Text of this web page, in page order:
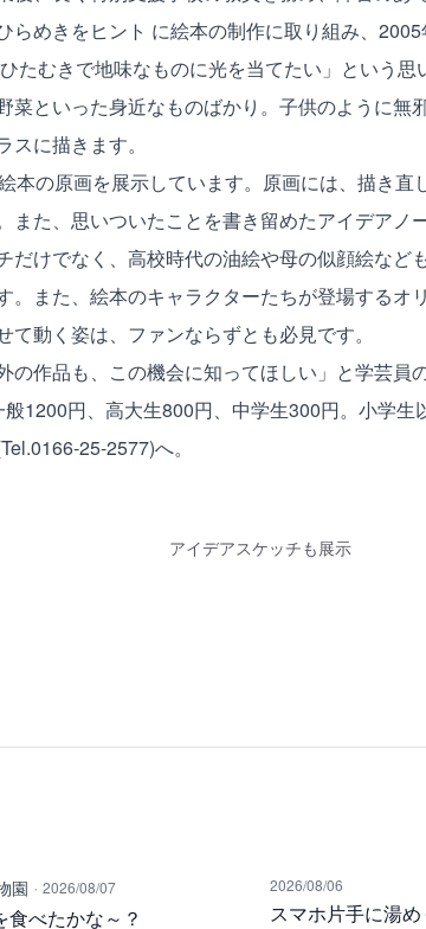
らめきをヒント に絵本の制作に取り組み、
たむきで地味なものに光を当てたい」という思
菜といった身近なものばかり。子供のように無
に描きます。
本の原画を展示しています。原画には、描き直
また、思いついたことを書き留めたアイデアノ
だけでなく、高校時代の油絵や母の似顔絵など
。また、絵本のキャラクターたちが登場するオ
て動く姿は、ファンならずとも必見です。
の作品も、この機会に知ってほしい」と学芸
1200円、高大生800円、中学生300円。小学
25-2577)へ。
アイデアスケッチも展示
園 · 2026/08/07
食べたかな～？
2026/08/06
スマホ片手に湯